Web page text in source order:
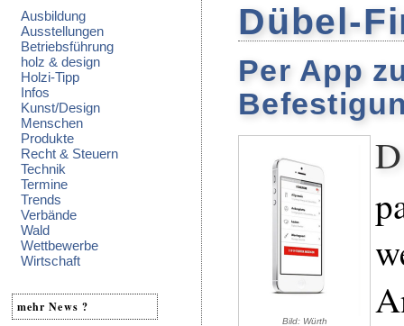
Ausbildung
Ausstellungen
Betriebsführung
holz & design
Holzi-Tipp
Infos
Kunst/Design
Menschen
Produkte
Recht & Steuern
Technik
Termine
Trends
Verbände
Wald
Wettbewerbe
Wirtschaft
mehr News ?
Dübel-
Per App
Bild: Würth
D